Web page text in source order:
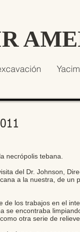
necrópolis tebana.
del Dr. Johnson,
a la nuestra, de
de los trabajos en el
se encontraba
otra serie de